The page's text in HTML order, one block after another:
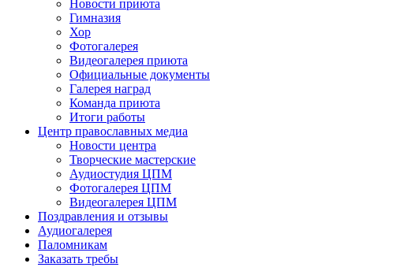
Новости приюта
Гимназия
Хор
Фотогалерея
Видеогалерея приюта
Официальные документы
Галерея наград
Команда приюта
Итоги работы
Центр православных медиа
Новости центра
Творческие мастерские
Аудиостудия ЦПМ
Фотогалерея ЦПМ
Видеогалерея ЦПМ
Поздравления и отзывы
Аудиогалерея
Паломникам
Заказать требы